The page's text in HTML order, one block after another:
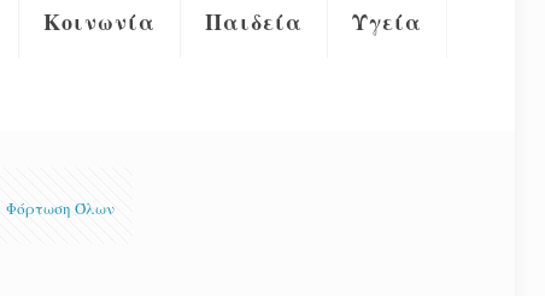
Κοινωνία Παιδεία Υγεία
Φόρτωση Όλων